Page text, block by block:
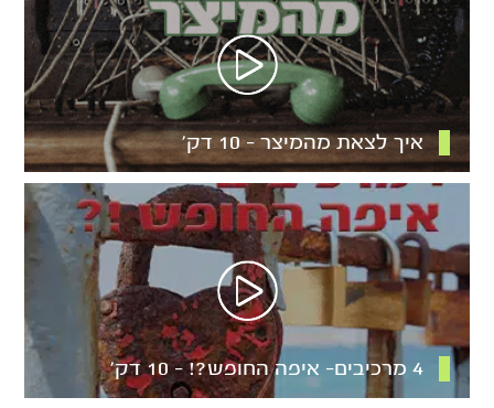
איך לצאת מהמיצר – 10 דק’
4 מרכיבים- איפה החופש?! – 10 דק’